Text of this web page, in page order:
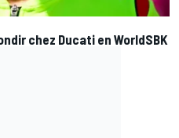
chez Ducati en WorldSBK